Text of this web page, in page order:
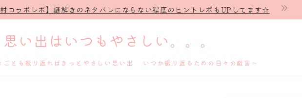
コラボレポ】謎解きのネタバレにならない程度のヒントレポもUPしてます☆
思い出はいつもやさしい。。。
ごとも振り返ればきっとやさしい思い出 いつか振り返るための日々の戯言～